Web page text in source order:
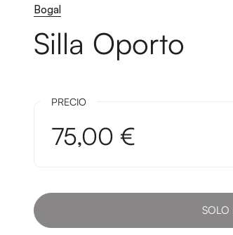
Bogal
Silla Oporto
PRECIO
75,00 €
SOLO